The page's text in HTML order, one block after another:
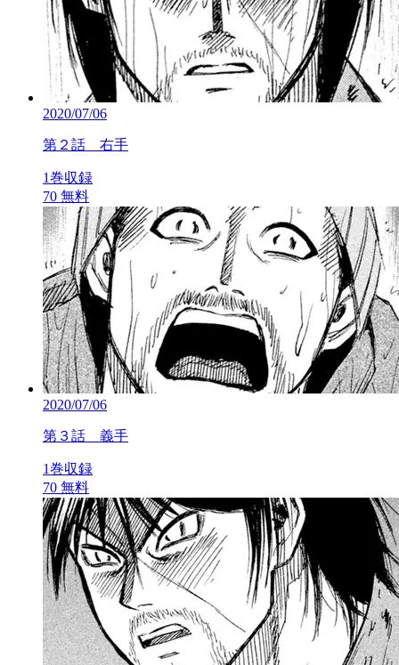
2020/07/06
第２話 右手
1巻収録
70 無料
2020/07/06
第３話 義手
1巻収録
70 無料